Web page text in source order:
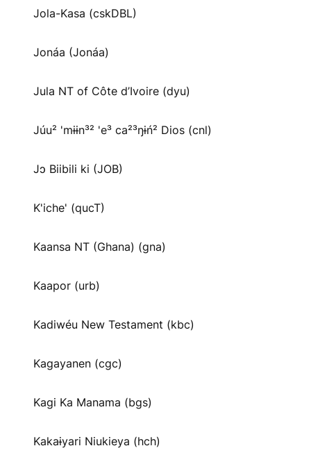
Jola-Kasa (cskDBL)
Jonáa (Jonáa)
Jula NT of Côte d’Ivoire (dyu)
Júu² 'mɨɨn³² 'e³ ca²³ŋɨń² Dios (cnl)
Jɔ Biibili ki (JOB)
K'iche' (qucT)
Kaansa NT (Ghana) (gna)
Kaapor (urb)
Kadiwéu New Testament (kbc)
Kagayanen (cgc)
Kagi Ka Manama (bgs)
Kakaɨyari Niukieya (hch)